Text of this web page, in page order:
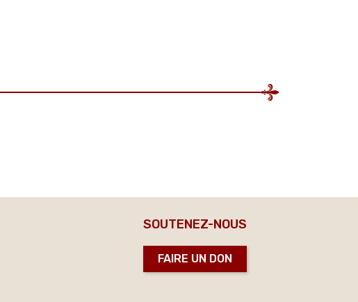
SOUTENEZ-NOUS
FAIRE UN DON